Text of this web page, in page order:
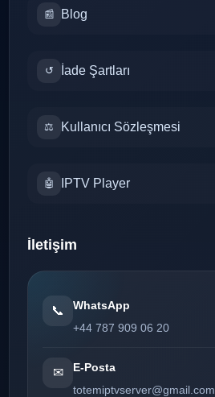
📰 Blog
↺ İade Şartları
⚖ Kullanıcı Sözleşmesi
🤖 IPTV Player
İletişim
📞
WhatsApp
+44 787 909 06 20
✉
E-Posta
totemiptvserver@gmail.com